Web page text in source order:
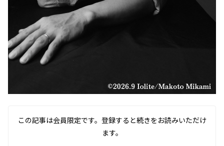
この記事は会員限定です。登録すると続きをお読みいただけ
ます。